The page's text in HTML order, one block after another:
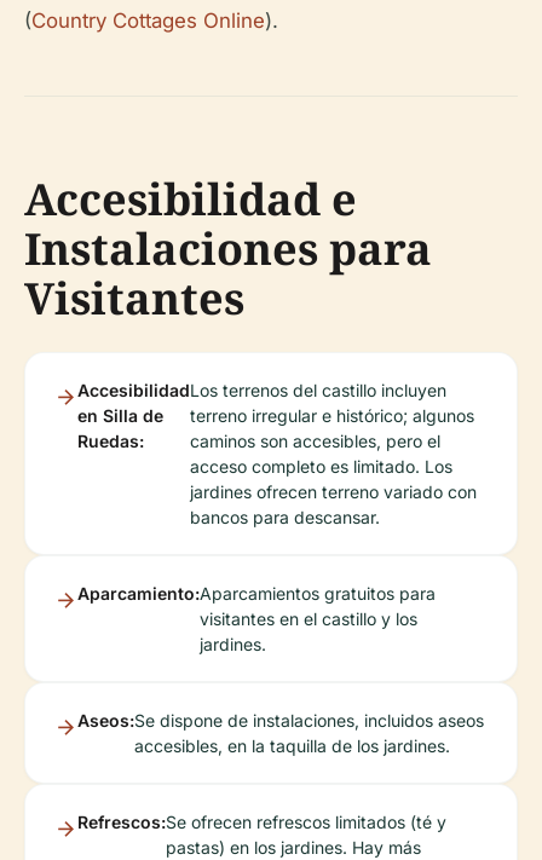
(Country Cottages Online).
Accesibilidad e
Instalaciones para
Visitantes
Accesibilidad
en Silla de
Ruedas:
Los terrenos del castillo incluyen
terreno irregular e histórico; algunos
caminos son accesibles, pero el
acceso completo es limitado. Los
jardines ofrecen terreno variado con
bancos para descansar.
Aparcamiento:Aparcamientos gratuitos para
visitantes en el castillo y los
jardines.
Aseos:Se dispone de instalaciones, incluidos aseos
accesibles, en la taquilla de los jardines.
Refrescos:Se ofrecen refrescos limitados (té y
pastas) en los jardines. Hay más